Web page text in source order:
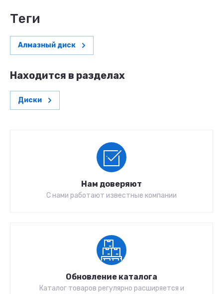
теги
Алмазный диск
Находится в разделах
Диски
Нам доверяют
С нами работают известные компании
Обновление каталога
Каталог товаров регулярно расширяется и